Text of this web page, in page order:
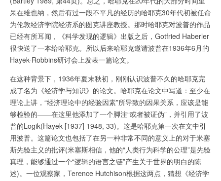
呆在维也纳，然后有过一段不平凡的经历的哈耶克30年代初被任命
为伦敦经济学院经济系的图克讲座教授。那时哈耶克对波普的作品
已经有所耳闻，《科学发现的逻辑》出版之后，Gotfried Haberler
很快送了一本给哈耶克。所以后来哈耶克邀请波普在1936年6月的
Hayek-Robbins研讨会上发表一篇论文。
在这种背景下，1936年夏末秋初，刚刚认识波普不久的哈耶克完
成了名为《经济学与知识》的论文。哈耶克在论文中写道：至少在
理论上讲，“经济理论中的经验因素”所导致的因果关系，应该是能
够检验的——在这里他添加了一个脚注“或者被证伪”，并引用了波
普的Logik(Hayek [1937] 1948, 33)。这是哈耶克第一次在文中引
用波普。这篇论文也包括了在另一种非常不同的意义上的对于米塞
斯先验主义的批评(米塞斯相信，他的“人类行为科学的公理”是先验
真理，能够通过一个“逻辑的语言之链”产生关于世界的明白的陈
述)。一位观察家，Terence Hutchison根据这两点，猜想《经济学